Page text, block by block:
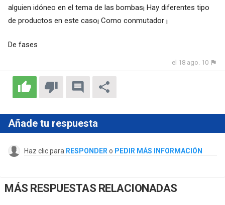
alguien idóneo en el tema de las bombas¡ Hay diferentes tipo
de productos en este caso¡ Como conmutador ¡
De fases
el 18 ago. 10
Añade tu respuesta
Haz clic para RESPONDER o PEDIR MÁS INFORMACIÓN
MÁS RESPUESTAS RELACIONADAS